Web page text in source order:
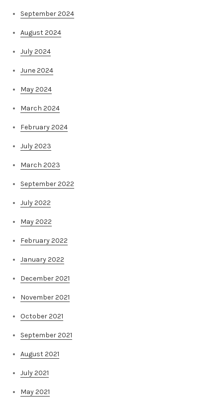
September 2024
August 2024
July 2024
June 2024
May 2024
March 2024
February 2024
July 2023
March 2023
September 2022
July 2022
May 2022
February 2022
January 2022
December 2021
November 2021
October 2021
September 2021
August 2021
July 2021
May 2021